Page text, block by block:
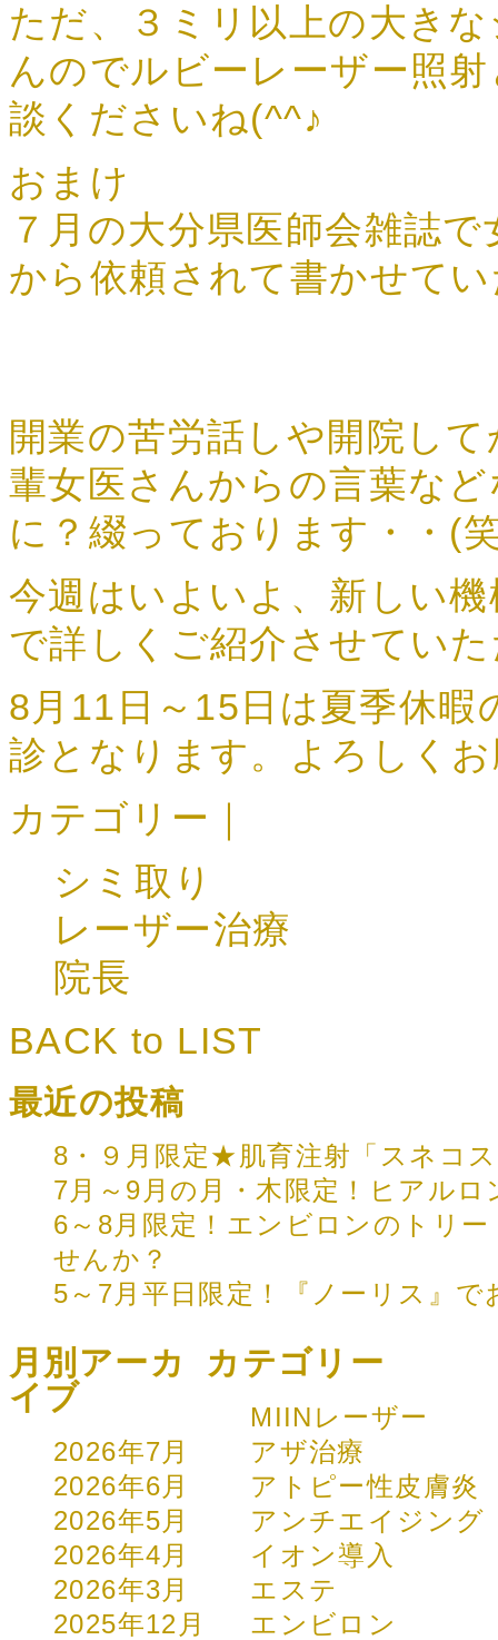
ただ、３ミリ以上の大き
んのでルビーレーザー照
談くださいね(^^♪
おまけ
７月の大分県医師会雑誌
から依頼されて書かせて
開業の苦労話しや開院し
輩女医さんからの言葉な
に？綴っております・・(
今週はいよいよ、新しい
で詳しくご紹介させてい
8月11日～15日は夏季休
診となります。よろしく
カテゴリー｜
シミ取り
レーザー治療
院長
BACK to LIST
最近の投稿
8・９月限定★肌育注射「スネコ
7月～9月の月・木限定！ヒアル
6～8月限定！エンビロンのトリ
せんか？
5～7月平日限定！『ノーリス』
月別アーカ
イブ
2026年7月
2026年6月
2026年5月
2026年4月
2026年3月
2025年12月
カテゴリー
MIINレーザー
アザ治療
アトピー性皮膚炎
アンチエイジング
イオン導入
エステ
エンビロン